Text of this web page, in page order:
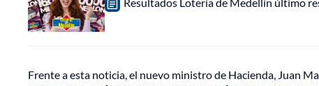
Frente a esta noticia, el nuevo ministro de Hacienda, Juan